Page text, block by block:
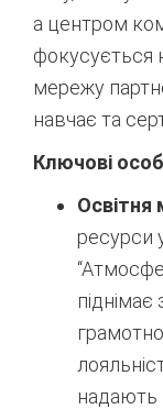
а центром
фокусується
мережу
навчає та
Ключові
Освітня
ресурси
піднімає
надають